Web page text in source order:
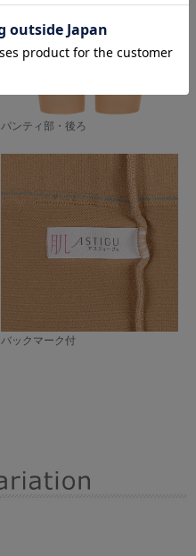
パンティ部・後ろ
バックマーク付